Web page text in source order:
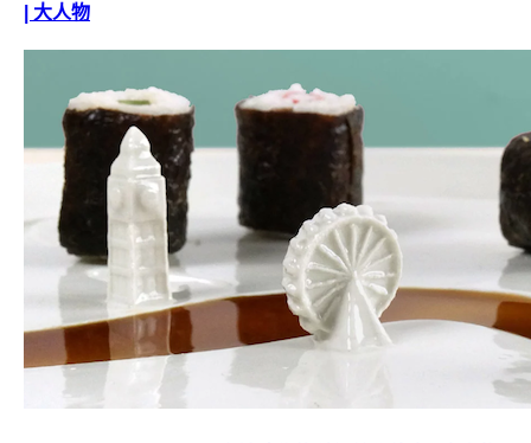
| 大人物